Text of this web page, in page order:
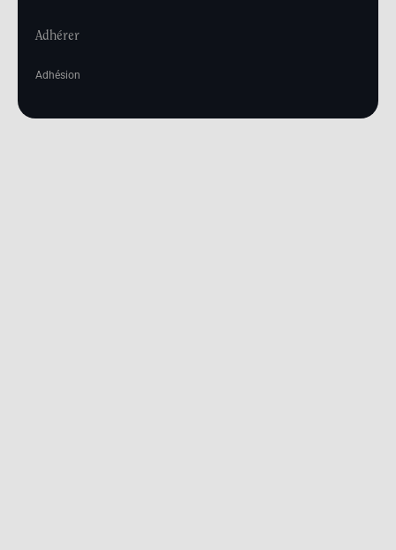
Adhérer
Adhésion